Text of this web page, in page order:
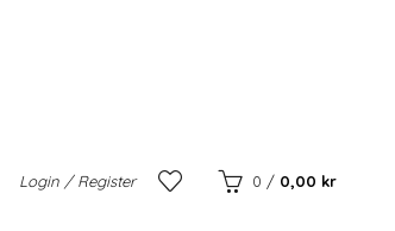
Login / Register 0 / 0,00 kr